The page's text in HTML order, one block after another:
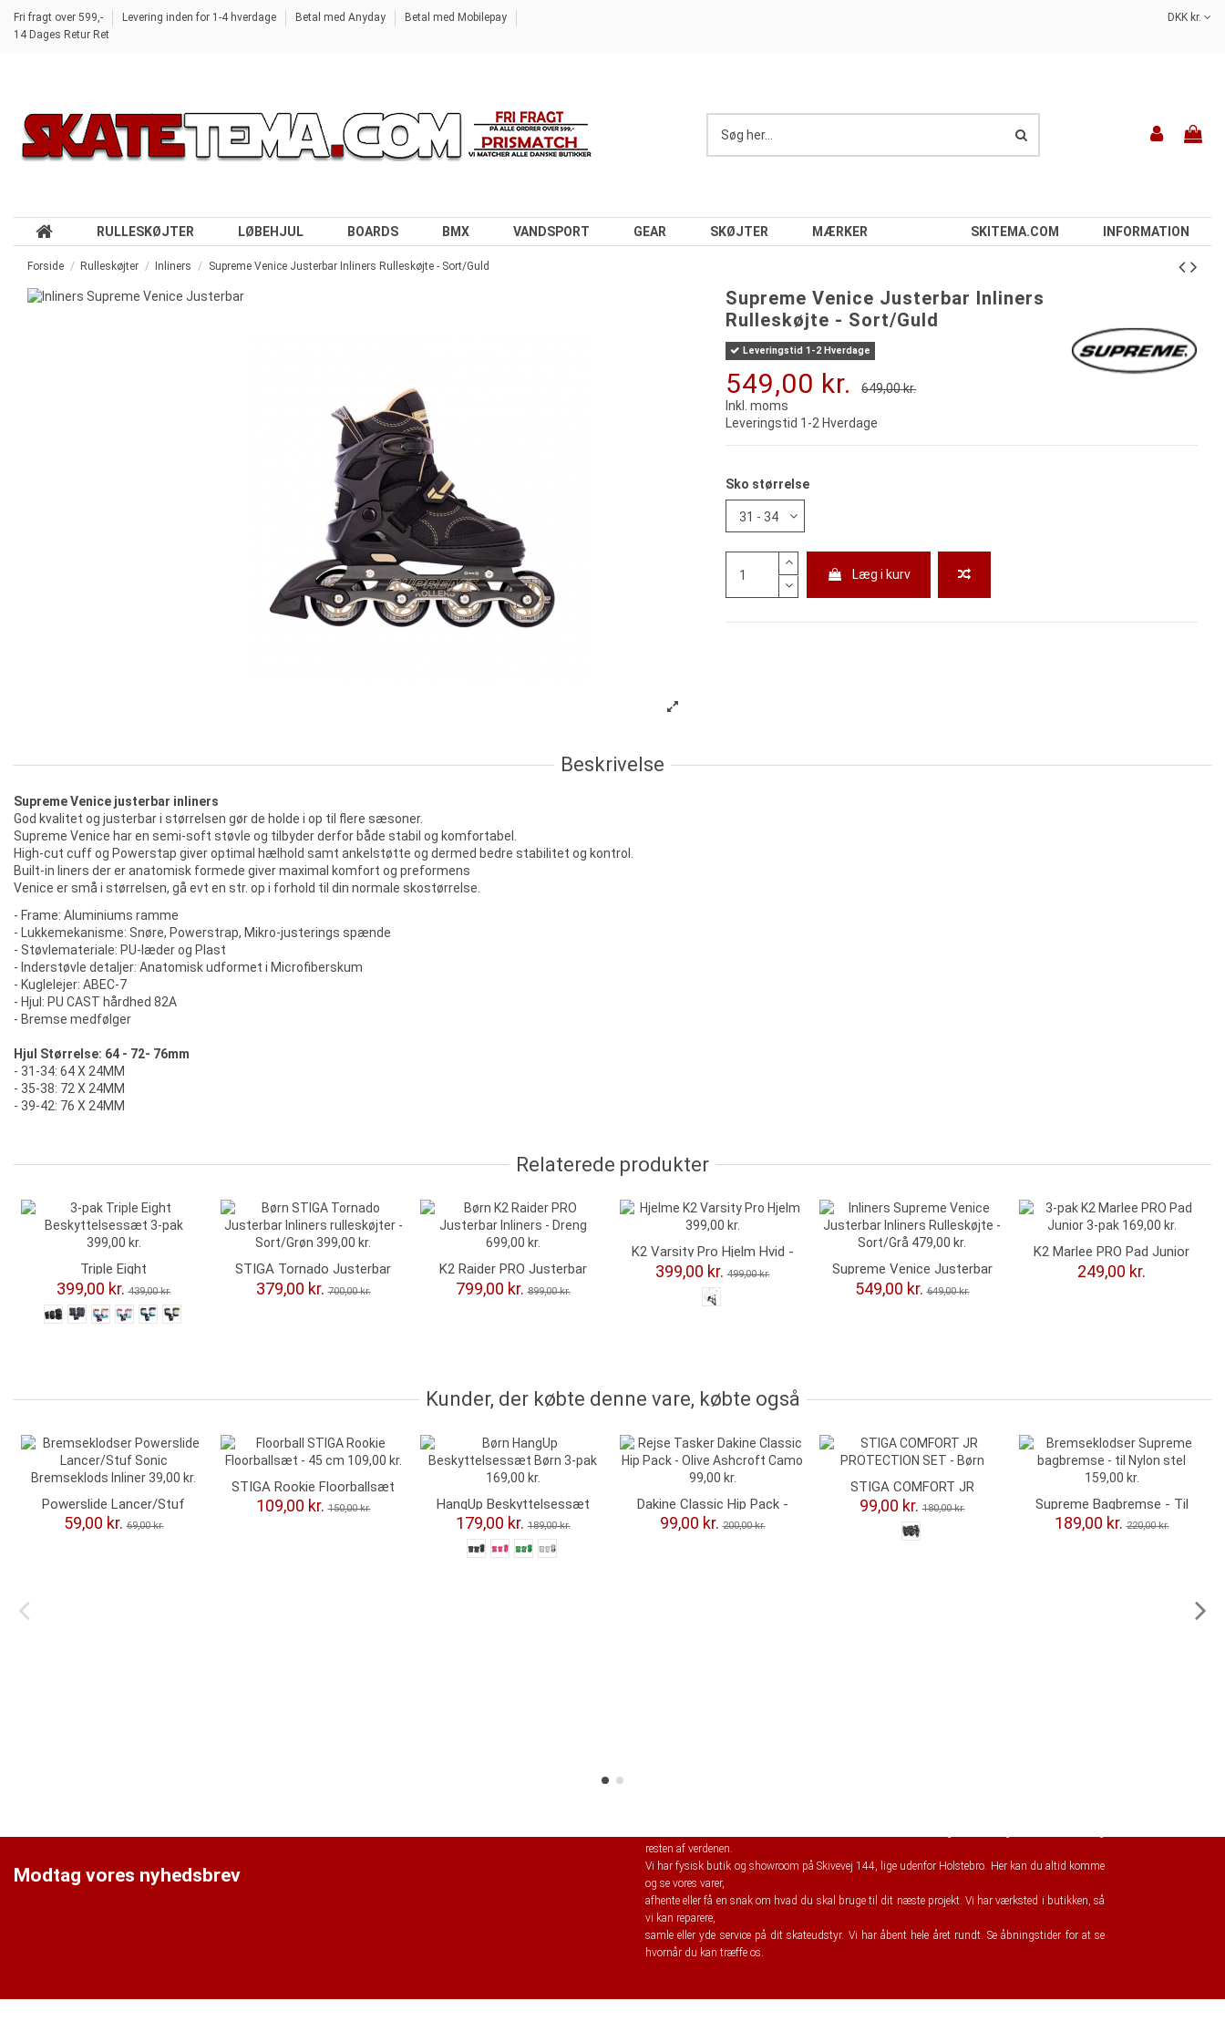
Fri fragt over 599,- Levering inden for 1-4 hverdage Betal med Anyday
Betal med Mobilepay
14 Dages Retur Ret
DKK kr.
RULLESKØJTER LØBEHJUL BOARDS BMX VANDSPORT GEAR SKØJTER INFORMATION
MÆRKER SKITEMA.COM
Forside Rulleskøjter Inliners Supreme Venice Justerbar Inliners Rulleskøjte - Sort/Guld
Supreme Venice Justerbar Inliners
Rulleskøjte - Sort/Guld
Leveringstid 1-2 Hverdage
549,00 kr. 649,00 kr.
Inkl. moms
Leveringstid 1-2 Hverdage
Sko størrelse
Læg i kurv
Beskrivelse
Supreme Venice justerbar inliners
God kvalitet og justerbar i størrelsen gør de holde i op til flere sæsoner.
Supreme Venice har en semi-soft støvle og tilbyder derfor både stabil og komfortabel.
High-cut cuff og Powerstap giver optimal hælhold samt ankelstøtte og dermed bedre stabilitet og kontrol.
Built-in liners der er anatomisk formede giver maximal komfort og preformens
Venice er små i størrelsen, gå evt en str. op i forhold til din normale skostørrelse.
- Frame: Aluminiums ramme
- Lukkemekanisme: Snøre, Powerstrap, Mikro-justerings spænde
- Støvlemateriale: PU-læder og Plast
- Inderstøvle detaljer: Anatomisk udformet i Microfiberskum
- Kuglelejer: ABEC-7
- Hjul: PU CAST hårdhed 82A
- Bremse medfølger
Hjul Størrelse: 64 - 72- 76mm
- 31-34: 64 X 24MM
- 35-38: 72 X 24MM
- 39-42: 76 X 24MM
Relaterede produkter
-40,00 kr.
Triple Eight
Beskyttelsessæt 3-pak
399,00 kr.439,00 kr.
-321,00 kr.
STIGA Tornado Justerbar
Inliners rulleskøjter -
Sort/Grøn
379,00 kr.700,00 kr.
-100,00 kr.
K2 Raider PRO Justerbar
Inline Rulleskøjter
799,00 kr.899,00 kr.
-100,00 kr.
K2 Varsity Pro Hjelm Hvid -
White Blanc
399,00 kr.499,00 kr.
-100,00 kr.
Supreme Venice Justerbar
Inliners Rulleskøjte -
549,00 kr.649,00 kr.
K2 Marlee PRO Pad Junior
3-Pak Beskyttelsessæt
Børn
249,00 kr.
Kunder, der købte denne vare, købte også
-10,00 kr.
Powerslide Lancer/Stuf
Sonic Bremseklods 2.1
59,00 kr.69,00 kr.
-41,00 kr.
STIGA Rookie Floorballsæt
- 45 cm
109,00 kr.150,00 kr.
-10,00 kr.
HangUp Beskyttelsessæt
Børn 3-pak
179,00 kr.189,00 kr.
-101,00 kr.
Dakine Classic Hip Pack -
Olive Ashcroft Camo
99,00 kr.200,00 kr.
-81,00 kr.
STIGA COMFORT JR
PROTECTION SET - Børn
99,00 kr.180,00 kr.
-31,00 kr.
Supreme Bagbremse - Til
Nylon Stel
189,00 kr.220,00 kr.
Modtag vores nyhedsbrev
resten af verdenen.
Vi har fysisk butik og showroom på Skivevej 144, lige udenfor Holstebro. Her kan du altid komme
og se vores varer,
afhente eller få en snak om hvad du skal bruge til dit næste projekt. Vi har værksted i butikken, så
vi kan reparere,
samle eller yde service på dit skateudstyr. Vi har åbent hele året rundt. Se åbningstider for at se
hvornår du kan træffe os.